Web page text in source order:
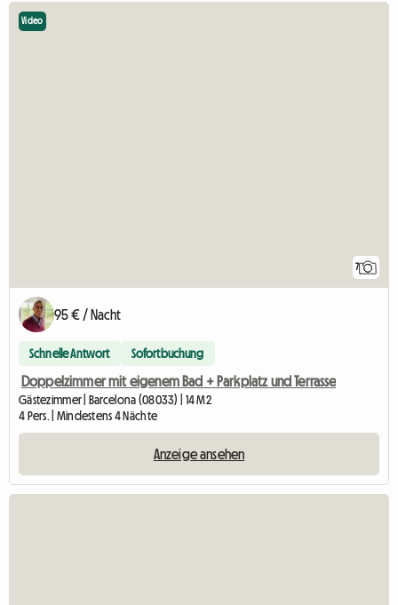
7
Video
95 € / Nacht
Schnelle Antwort Sofortbuchung
Doppelzimmer mit eigenem Bad + Parkplatz und Terrasse
Gästezimmer | Barcelona (08033) | 14 M2
4 Pers. | Mindestens 4 Nächte
Anzeige ansehen